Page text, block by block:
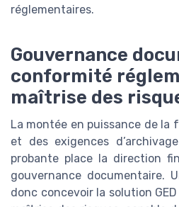
réglementaires.
Gouvernance
conformité
maîtrise des
La montée en puissance de
et des exigences
probante place la direction
gouvernance documentaire.
donc concevoir la solution